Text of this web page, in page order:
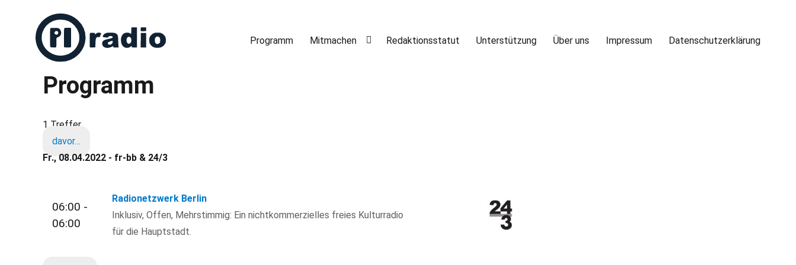
Freies Radio in Berlin
Programm Mitmachen Redaktionsstatut Unterstützung Über uns Impressum Datenschutzerklärung
Programm
1 Treffer
davor…
Fr., 08.04.2022 - fr-bb & 24/3
06:00 -
06:00
Radionetzwerk Berlin
Inklusiv, Offen, Mehrstimmig: Ein nichtkommerzielles freies Kulturradio
für die Hauptstadt.